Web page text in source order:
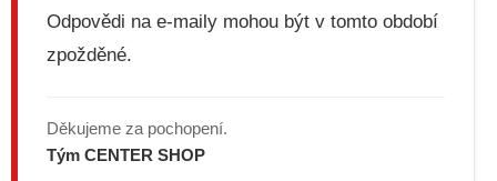
s
u
Odpovědi na e-maily mohou být v tomto období
zpožděné.
Děkujeme za pochopení.
Tým CENTER SHOP